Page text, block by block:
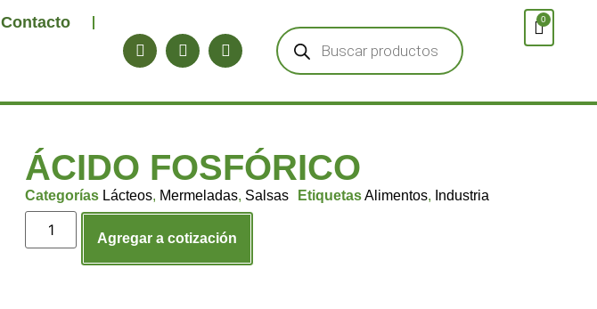
Contacto
0
ÁCIDO FOSFÓRICO
Categorías Lácteos, Mermeladas, Salsas EtiquetasAlimentos, Industria
Agregar a cotización